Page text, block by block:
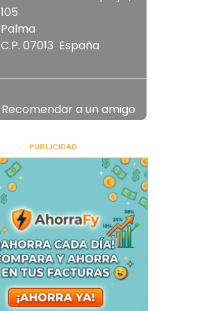
105
Palma
C.P. 07013 España
Recomendar a un amigo